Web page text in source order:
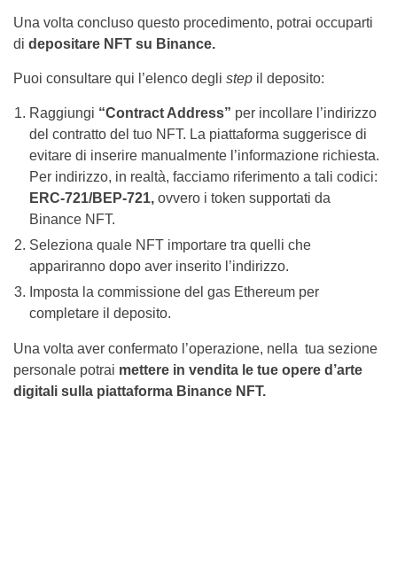
Una volta concluso questo procedimento, potrai occuparti
di depositare NFT su Binance.
Puoi consultare qui l’elenco degli step il deposito:
Raggiungi “Contract Address” per incollare l’indirizzo
del contratto del tuo NFT. La piattaforma suggerisce di
evitare di inserire manualmente l’informazione richiesta.
Per indirizzo, in realtà, facciamo riferimento a tali codici:
ERC-721/BEP-721, ovvero i token supportati da
Binance NFT.
Seleziona quale NFT importare tra quelli che
appariranno dopo aver inserito l’indirizzo.
Imposta la commissione del gas Ethereum per
completare il deposito.
Una volta aver confermato l’operazione, nella tua sezione
personale potrai mettere in vendita le tue opere d’arte
digitali sulla piattaforma Binance NFT.